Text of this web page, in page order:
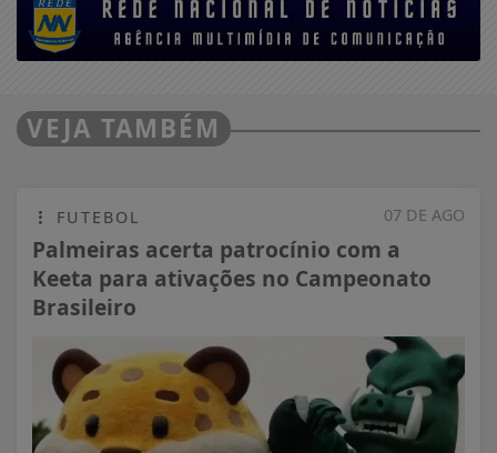
VEJA TAMBÉM
07 DE AGO
FUTEBOL
Palmeiras acerta patrocínio com a
Keeta para ativações no Campeonato
Brasileiro